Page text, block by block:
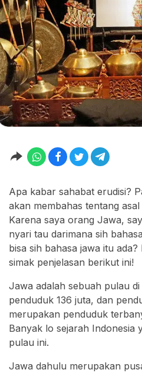
Apa kabar sahabat erudisi?
akan membahas tentang
Karena saya orang Jawa,
nyari tau darimana sih
bisa sih bahasa jawa itu
simak penjelasan berikut ini!
Jawa adalah sebuah pulau
penduduk 136 juta, dan
merupakan penduduk
Banyak lo sejarah Indonesia
pulau ini.
Jawa dahulu merupakan